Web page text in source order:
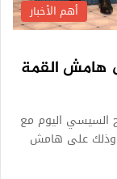
أهم الأخبار
القمة
السيسي اليوم مع
وذلك على هامش